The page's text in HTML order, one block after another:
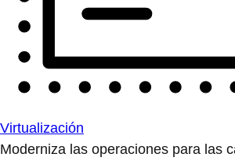
Virtualización
Moderniza las operaciones para las